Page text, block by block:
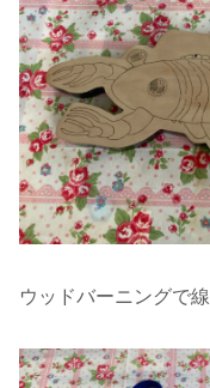
ウッドバーニングで